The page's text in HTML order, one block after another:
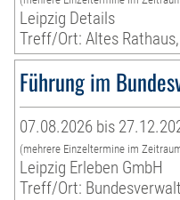
Leipzig Details
Treff/Ort: Altes
Führung im
07.08.2026 bis
(mehrere Einzeltermine im
Leipzig Erleben GmbH
Treff/Ort: